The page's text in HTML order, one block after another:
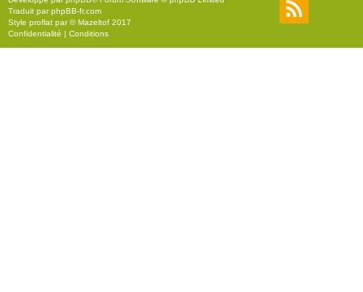
r
Traduit parphpBB-fr.com
Style proflat par ©Mazeltof 2017
Confidentialité | Conditions